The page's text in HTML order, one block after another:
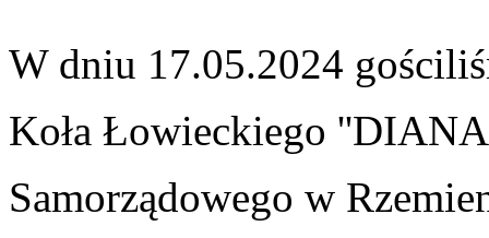
W dniu 17.05.2024
Koła Łowieckiego
Samorządowego w